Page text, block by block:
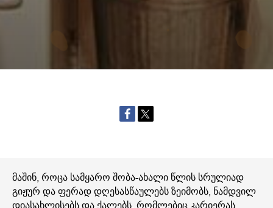
მაშინ, როცა სამყარო შობა-ახალი წლის სრულიად
გიჟურ და ფერად დღესასწაულებს ზეიმობს, ნამდვილ
დიასახლისებს და ქალებს, რომლებიც კარიერას